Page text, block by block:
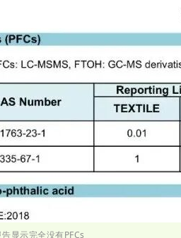
显示完全没有PFCs